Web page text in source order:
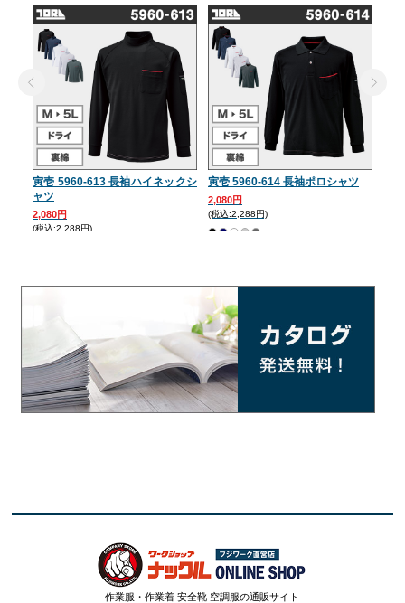
寅壱 5960-613 長袖ハイネックシ
ャツ
2,080円
(税込:2,288円)
寅壱 5960-614 長袖ポロシャツ
2,080円
(税込:2,288円)
作業服・作業着 安全靴 空調服の通販サイト